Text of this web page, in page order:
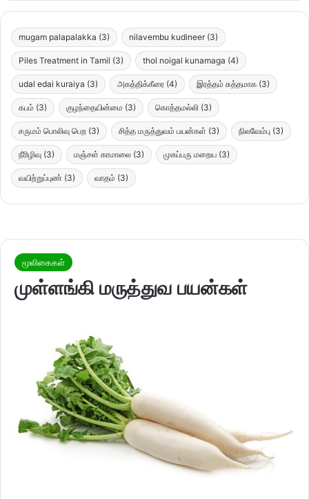
mugam palapalakka (3) nilavembu kudineer (3)
Piles Treatment in Tamil (3) thol noigal kunamaga (4)
udal edai kuraiya (3) அகத்திக்கீரை (4) இரத்தம் சுத்தமாக (3)
கபம் (3) குழந்தையின்மை (3) கொத்தமல்லி (3)
சருமம் பொலிவு பெற (3) சித்த மருத்துவம் பயன்கள் (3) நிலவேம்பு (3)
நீரிழிவு (3) மஞ்சள் காமாலை (3) முகப்பரு மறைய (3)
வயிற்றுப்புண் (3) வாதம் (3)